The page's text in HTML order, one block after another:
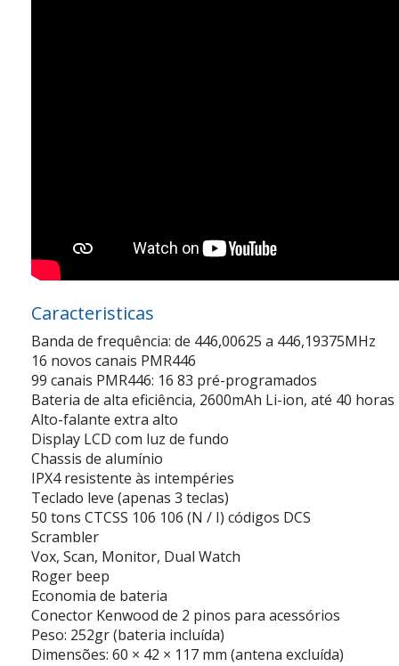
Caracteristicas
Banda de frequência: de 446,00625 a 446,19375MHz
16 novos canais PMR446
99 canais PMR446: 16 83 pré-programados
Bateria de alta eficiência, 2600mAh Li-ion, até 40 horas
Alto-falante extra alto
Display LCD com luz de fundo
Chassis de alumínio
IPX4 resistente às intempéries
Teclado leve (apenas 3 teclas)
50 tons CTCSS 106 106 (N / I) códigos DCS
Scrambler
Vox, Scan, Monitor, Dual Watch
Roger beep
Economia de bateria
Conector Kenwood de 2 pinos para acessórios
Peso: 252gr (bateria incluída)
Dimensões: 60 × 42 × 117 mm (antena excluída)